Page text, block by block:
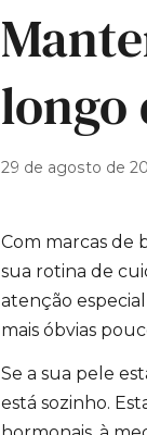
longo
29 de agosto de
Com marcas de
sua rotina de
atenção
mais óbvias
Se a sua pele
está sozinho.